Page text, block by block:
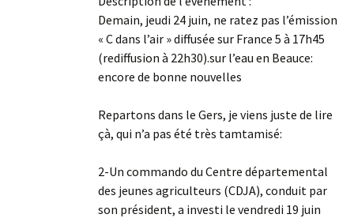
Demain, jeudi 24 juin, ne ratez pas l’émission
« C dans l’air » diffusée sur France 5 à 17h45
(rediffusion à 22h30).sur l’eau en Beauce:
encore de bonne nouvelles
Repartons dans le Gers, je viens juste de lire
çà, qui n’a pas été très tamtamisé:
2-Un commando du Centre départemental
des jeunes agriculteurs (CDJA), conduit par
son président, a investi le vendredi 19 juin